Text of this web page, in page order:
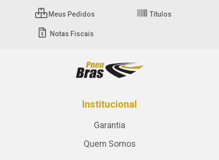
Meus Pedidos Títulos
Notas Fiscais
Institucional
Garantia
Quem Somos